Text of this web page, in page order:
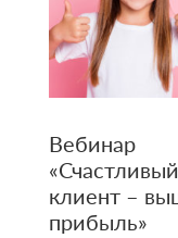
Вебинар
«Счастливый
клиент –
прибыль»